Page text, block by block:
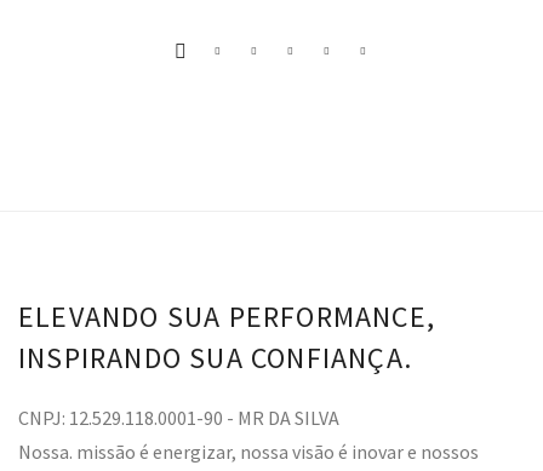
ELEVANDO SUA PERFORMANCE,
INSPIRANDO SUA CONFIANÇA.
CNPJ: 12.529.118.0001-90 - MR DA SILVA
Nossa. missão é energizar, nossa visão é inovar e nossos